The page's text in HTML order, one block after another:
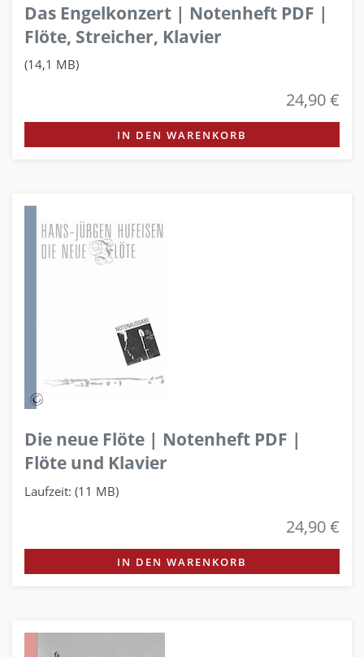
Das Engelkonzert | Notenheft PDF |
Flöte, Streicher, Klavier
(14,1 MB)
24,90 €
IN DEN WARENKORB
Die neue Flöte | Notenheft PDF |
Flöte und Klavier
Laufzeit: (11 MB)
24,90 €
IN DEN WARENKORB